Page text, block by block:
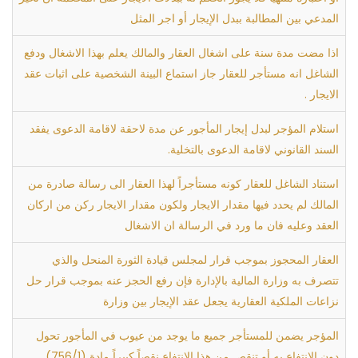
المدعي بين المطالبة ببدل الإيجار أو اجر المثل
اذا مضت مدة سنة على اشغال العقار والمالك يعلم بهذا الاشغال ودفع
الشاغل انه مستأجر للعقار جاز استماع البينة الشخصية على اثبات عقد
الايجار .
استلام المؤجر لبدل إيجار المأجور عن مدة لاحقة لاقامة الدعوى يفقد
السند القانوني لاقامة الدعوى بالتخلية.
استناد الشاغل للعقار كونه مستأجراً لهذا العقار الى رسالة صادرة من
المالك لم يحدد فيها مقدار الايجار ولكون مقدار الايجار ركن من اركان
العقد وعليه فان ما ورد في الرسالة ان الاشغال
العقار المحجوز بموجب قرار لمجلس قيادة الثورة المنحل والذي
تتصرف به وزارة المالية بالإدارة فإن رفع الحجز عنه بموجب قرار حل
نزاعات الملكية العقارية يجعل عقد الإيجار بين وزارة
المؤجر يضمن للمستأجر جميع ما يوجد من عيوب في المأجور تحول